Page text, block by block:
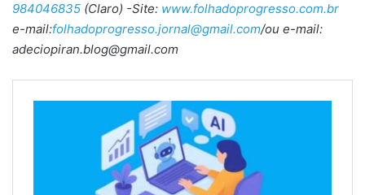
984046835 (Claro) -Site: www.folhadoprogresso.com.br
e-mail:folhadoprogresso.jornal@gmail.com/ou e-mail:
adeciopiran.blog@gmail.com